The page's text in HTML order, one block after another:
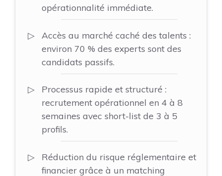
opérationnalité immédiate.
Accès au marché caché des talents :
environ 70 % des experts sont des
candidats passifs.
Processus rapide et structuré :
recrutement opérationnel en 4 à 8
semaines avec short-list de 3 à 5
profils.
Réduction du risque réglementaire et
financier grâce à un matching